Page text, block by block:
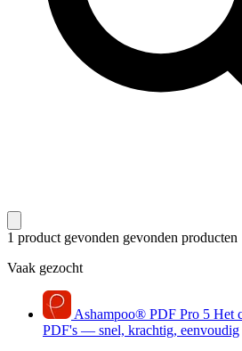
1 product gevonden gevonden producten
Vaak gezocht
Ashampoo® PDF Pro 5 Het
PDF's — snel, krachtig, eenvoudig